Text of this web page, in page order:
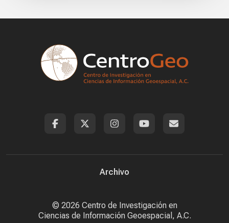
Archivo
© 2026 Centro de Investigación en
Ciencias de Información Geoespacial, A.C.